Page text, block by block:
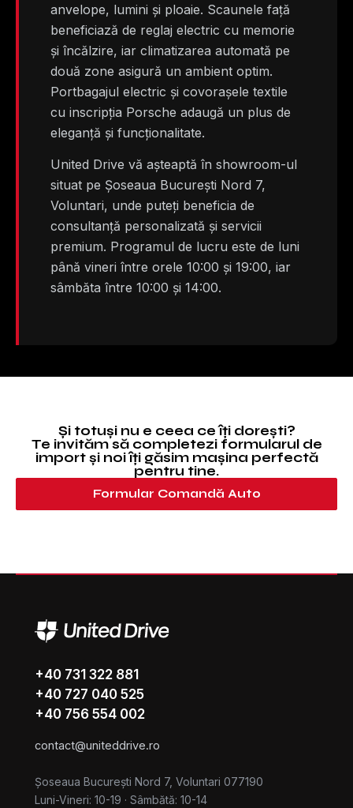
anvelope, lumini și ploaie. Scaunele față
beneficiază de reglaj electric cu memorie
și încălzire, iar climatizarea automată pe
două zone asigură un ambient optim.
Portbagajul electric și covorașele textile
cu inscripția Porsche adaugă un plus de
eleganță și funcționalitate.
United Drive vă așteaptă în showroom-ul
situat pe Șoseaua București Nord 7,
Voluntari, unde puteți beneficia de
consultanță personalizată și servicii
premium. Programul de lucru este de luni
până vineri între orele 10:00 și 19:00, iar
sâmbăta între 10:00 și 14:00.
Și totuși nu e ceea ce îți dorești?
Te invităm să completezi formularul de
import și noi îți găsim mașina perfectă
pentru tine.
Formular Comandă Auto
+40 731 322 881
+40 727 040 525
+40 756 554 002
contact@uniteddrive.ro
Șoseaua București Nord 7, Voluntari 077190
Luni-Vineri: 10-19 · Sâmbătă: 10-14